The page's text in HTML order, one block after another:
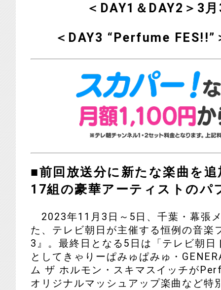
＜DAY1＆DAY2＞3
＜DAY3 “Perfume
■前回放送分に新たな楽曲を
17組の豪華アーティストの
2023年11月3日～5日、千葉・幕張
た、テレビ朝日が主催する恒例の音
3』。最終日となる5日は「テレビ朝
としてきゃりーぱみゅぱみゅ・
ム ザ ホルモン・スキマスイッチが
オリジナルマッシュアップ楽曲など